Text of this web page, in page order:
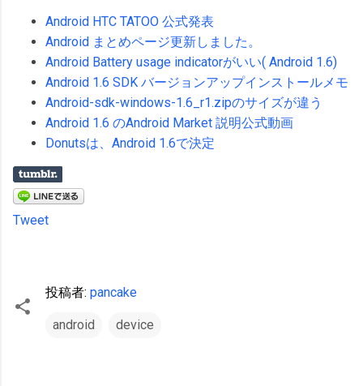
Android HTC TATOO 公式発表
Android まとめページ更新しました。
Android Battery usage indicatorがいい( Android 1.6)
Android 1.6 SDK バージョンアップインストールメモ
Android-sdk-windows-1.6_r1.zipのサイズが違う
Android 1.6 のAndroid Market 説明公式動画
Donutsは、Android 1.6で決定
Tweet
投稿者: pancake
android device